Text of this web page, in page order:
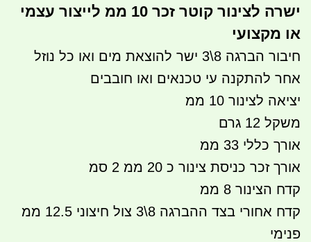
ישרה לצינור קוטר זכר 10 ממ לייצור עצמי
או מקצועי
חיבור הברגה 8\3 ישר להוצאת מים ואו כל נוזל
אחר להתקנה עי טכנאים ואו חובבים
יציאה לצינור 10 ממ
משקל 12 גרם
אורך כללי 33 ממ
אורך זכר כניסת צינור כ 20 ממ 2 סמ
קדח הצינור 8 ממ
קדח אחורי בצד ההברגה 8\3 צול חיצוני 12.5 ממ
פנימי